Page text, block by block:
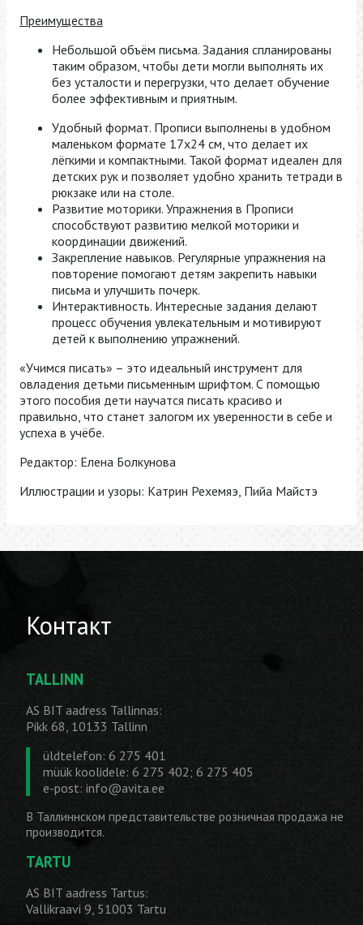
Преимущества
Небольшой объём письма. Задания спланированы
таким образом, чтобы дети могли выполнять их
без усталости и перегрузки, что делает обучение
более эффективным и приятным.
Удобный формат. Прописи выполнены в удобном
маленьком формате 17х24 см, что делает их
лёгкими и компактными. Такой формат идеален для
детских рук и позволяет удобно хранить тетради в
рюкзаке или на столе.
Развитие моторики. Упражнения в Прописи
способствуют развитию мелкой моторики и
координации движений.
Закрепление навыков. Регулярные упражнения на
повторение помогают детям закрепить навыки
письма и улучшить почерк.
Интерактивность. Интересные задания делают
процесс обучения увлекательным и мотивируют
детей к выполнению упражнений.
«Учимся писать» – это идеальный инструмент для
овладения детьми письменным шрифтом. С помощью
этого пособия дети научатся писать красиво и
правильно, что станет залогом их уверенности в себе и
успеха в учёбе.
Редактор: Елена Болкунова
Иллюстрации и узоры: Катрин Рехемяэ, Пийа Майстэ
Контакт
TALLINN
AS BIT aadress Tallinnas:
Pikk 68, 10133 Tallinn
üldtelefon: 6 275 401
müük koolidele: 6 275 402; 6 275 405
e-post: info@avita.ee
В Таллиннском представительстве розничная продажа не
производится.
TARTU
AS BIT aadress Tartus:
Vallikraavi 9, 51003 Tartu